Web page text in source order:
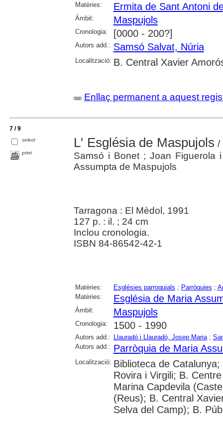
Matèries:
Ermita de Sant Antoni
Àmbit: Maspujols
Cronologia: [0000 - 200?]
Autors add.: Samsó Salvat, Núria
Localització: B. Central Xavier
Enllaç permanent a aquest
7 / 9
select
print
L' Església de Maspujols /
Samsó i Bonet ; Joan Figuerola
Assumpta de Maspujols
Tarragona : El Mèdol, 1991
127 p. : il. ; 24 cm
Inclou cronologia.
ISBN 84-86542-42-1
Matèries: Esglésies parroquials ; Parròquies ;
Matèries:
Església de Maria
Àmbit: Maspujols
Cronologia: 1500 - 1990
Autors add.: Llauradó i Llauradó, Josep Maria;
Autors add.: Parròquia de Maria
Localització: Biblioteca de
Rovira i Virgili; B.
Marina Capdevila
(Reus); B. Central
Selva del Camp); B.